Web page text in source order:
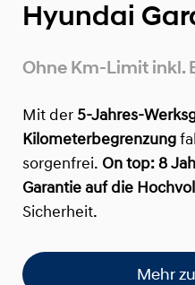
Hyundai
Ohne Km-Limit inkl.
Mit der 5-Jahres-
Kilometerbegrenzung
sorgenfrei. On top: 8
Garantie auf die
Sicherheit.
Mehr